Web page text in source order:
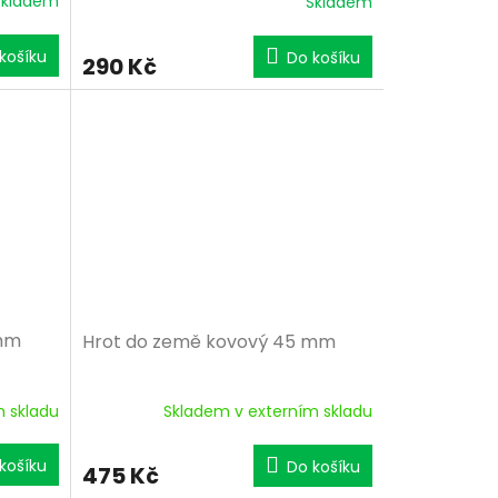
290 Kč Do košíku
skladu
Hrot do země kovový 45 mm
Skladem v externím skladu
475 Kč Do košíku